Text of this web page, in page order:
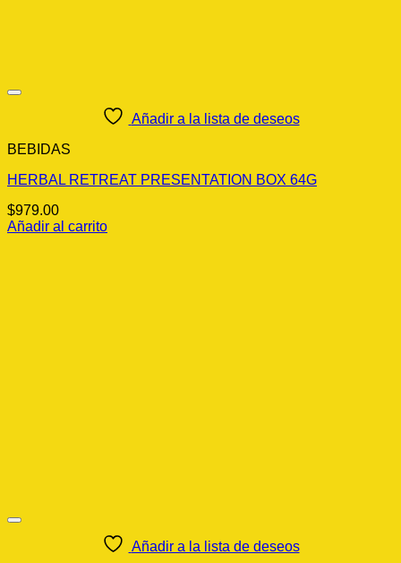
Añadir a la lista de deseos
BEBIDAS
HERBAL RETREAT PRESENTATION BOX 64G
$979.00
Añadir al carrito
Añadir a la lista de deseos